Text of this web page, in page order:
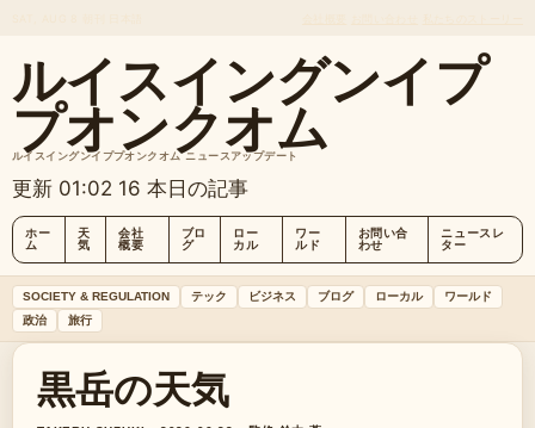
ルイスイングンイプ
プオンクオム
ルイスイングンイププオンクオム ニュースアップデート
更新 01:02 16 本日の記事
ホー
ム
天
気
会社
概要
ブロ
グ
ロー
カル
ワー
ルド
お問い合
わせ
ニュースレ
ター
SOCIETY & REGULATION テック ビジネス ブログ ローカル
ワールド
政治
旅行
黒岳の天気